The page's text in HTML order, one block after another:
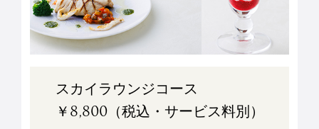
スカイラウンジコース
￥8,800（税込・サービス料別）